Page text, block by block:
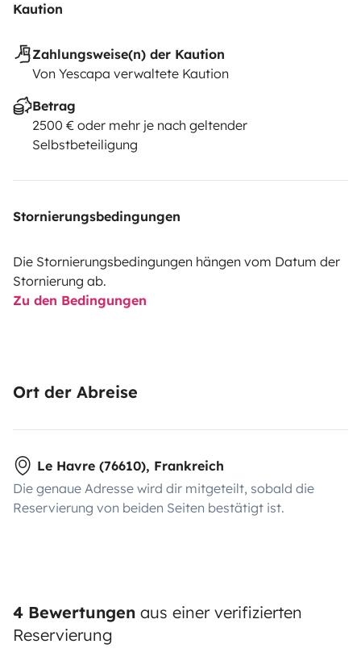
Kaution
Zahlungsweise(n) der Kaution
Von Yescapa verwaltete Kaution
Betrag
2500 € oder mehr je nach geltender
Selbstbeteiligung
Stornierungsbedingungen
Die Stornierungsbedingungen hängen vom Datum der
Stornierung ab.
Zu den Bedingungen
Ort der Abreise
Le Havre (76610), Frankreich
Die genaue Adresse wird dir mitgeteilt, sobald die
Reservierung von beiden Seiten bestätigt ist.
4 Bewertungen aus einer verifizierten
Reservierung